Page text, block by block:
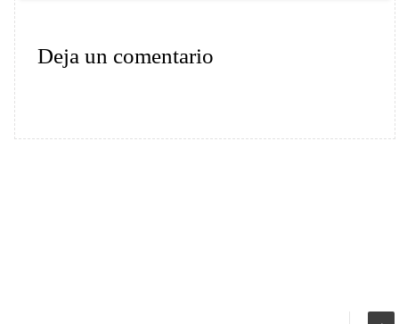
Deja un comentario